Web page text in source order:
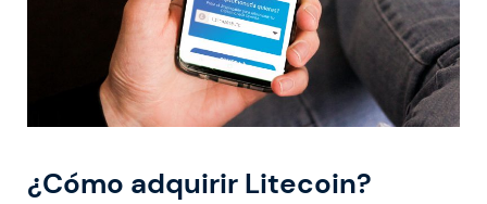
¿Cómo adquirir Litecoin?